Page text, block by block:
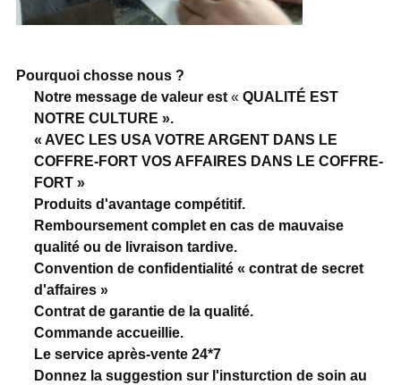
Pourquoi chosse nous ?
Notre message de valeur est« QUALITÉ EST
NOTRE CULTURE ».
« AVEC LES USA VOTRE ARGENT DANS LE
COFFRE-FORT VOS AFFAIRES DANS LE COFFRE-
FORT »
Produits d'avantage compétitif.
Remboursement complet en cas de mauvaise
qualité ou de livraison tardive.
Convention de confidentialité « contrat de secret
d'affaires »
Contrat de garantie de la qualité.
Commande accueillie.
Le service après-vente 24*7
Donnez la suggestion sur l'insturction de soin au